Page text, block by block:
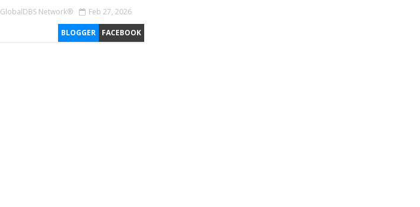
GlobalDBS Network® Feb 27, 2026
BLOGGER FACEBOOK